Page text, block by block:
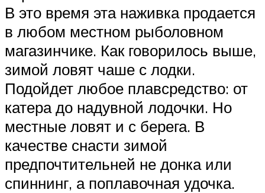
В это время эта наживка продается
в любом местном рыболовном
магазинчике. Как говорилось выше,
зимой ловят чаше с лодки.
Подойдет любое плавсредство: от
катера до надувной лодочки. Но
местные ловят и с берега. В
качестве снасти зимой
предпочтительней не донка или
спиннинг, а поплавочная удочка.